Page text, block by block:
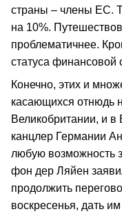
страны – члены ЕС.
на 10%.
проблематичнее.
статуса
Конечно, этих и
касающихся отнюдь
Великобритании, и
канцлер Германии
любую возможность
фон дер Ляйен
продолжить
воскресенья, дать